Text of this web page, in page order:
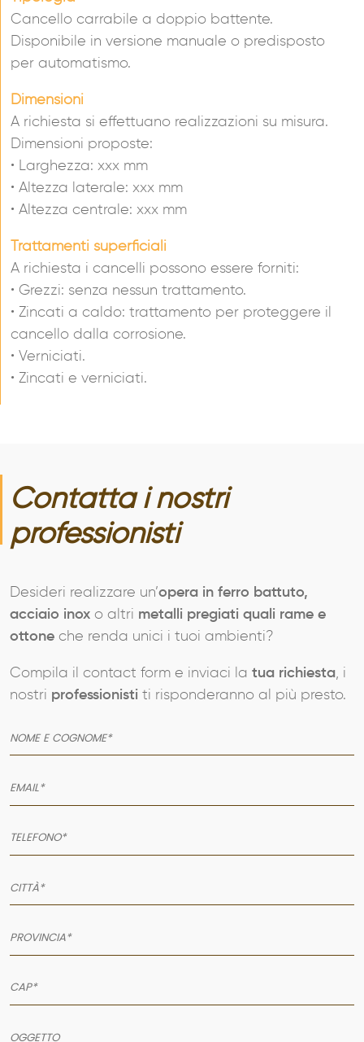
AZIENDA
SERVIZI
PRODOTTI
NEWS
CONTATTI
Cancello carrabile a doppio battente.
Disponibile in versione manuale o predisposto
per automatismo.
Dimensioni
A richiesta si effettuano realizzazioni su misura.
Dimensioni proposte:
• Larghezza: xxx mm
• Altezza laterale: xxx mm
• Altezza centrale: xxx mm
Trattamenti superficiali
A richiesta i cancelli possono essere forniti:
• Grezzi: senza nessun trattamento.
• Zincati a caldo: trattamento per proteggere il
cancello dalla corrosione.
• Verniciati.
• Zincati e verniciati.
Contatta i nostri
professionisti
Desideri realizzare un’opera in ferro battuto,
acciaio inox o altri metalli pregiati quali rame e
ottone che renda unici i tuoi ambienti?
Compila il contact form e inviaci la tua richiesta, i
nostri professionisti ti risponderanno al più presto.